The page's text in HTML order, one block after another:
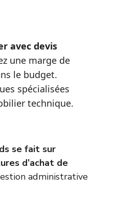
avec devis
une marge de
le budget.
spécialisées
technique.
se fait sur
d’achat de
administrative